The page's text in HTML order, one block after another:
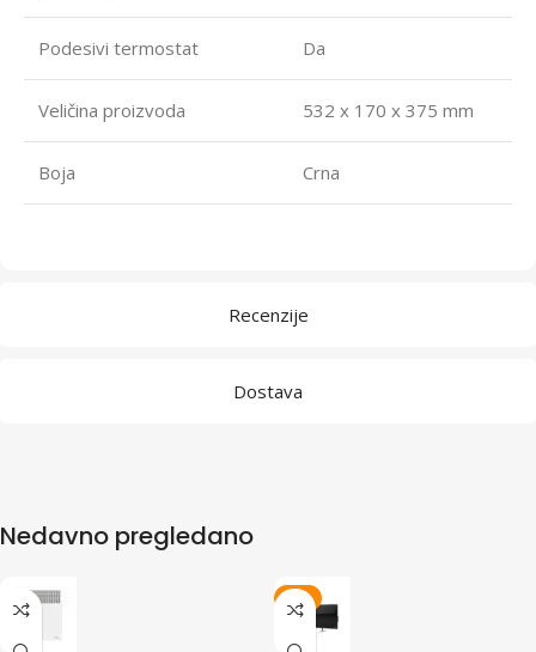
Recenzije
Dostava
Podesivi termostat Da
Veličina proizvoda 532 x 170 x 375 mm
Boja Crna
Nedavno pregledano
-8%